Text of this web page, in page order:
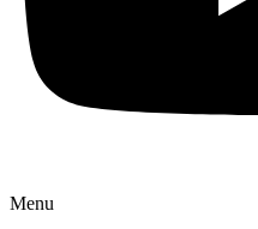
Menu